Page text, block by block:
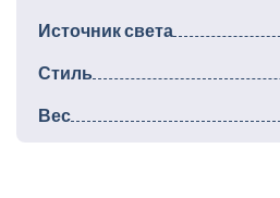
Источник света
Стиль
Вес